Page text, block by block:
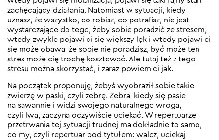
zachęcający działania. Natomiast w sytuacji, kiedy
uznasz, że wszystko, co robisz, co potrafisz, nie jest
wystarczające do tego, żeby sobie poradzić ze stresem,
wtedy zwykle pojawi ci się większy lęk i wtedy pojawi ci
się może obawa, że sobie nie poradzisz, być może ten
stres może cię trochę kosztować. Ale tutaj też z tego
stresu można skorzystać, i zaraz powiem ci jak.
Na początek proponuję, żebyś wyobraził sobie takie
zwierzę w paski, czyli zebrę. Zebra, kiedy się pasie
na sawannie i widzi swojego naturalnego wroga,
czyli lwa, zaczyna oczywiście uciekać. W repertuarze
przetrwania tej sytuacji trudnej ma dokładnie to samo,
co my, czyli repertuar pod tytułem: walcz, uciekaj